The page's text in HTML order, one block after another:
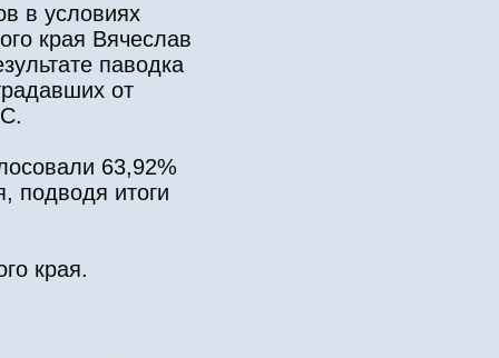
в условиях
края Вячеслав
паводка
от
63,92%
подводя итоги
края.